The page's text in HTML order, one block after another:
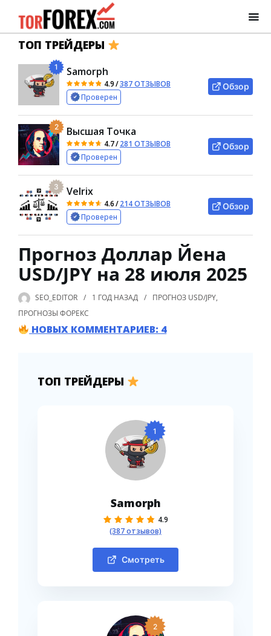
ТОП ТРЕЙДЕРЫ
1 Samorph
4.9/387 ОТЗЫВОВ
Проверен
Обзор
2 Высшая Точка
4.7/281 ОТЗЫВОВ
Проверен
Обзор
3 Velrix
4.6/214 ОТЗЫВОВ
Проверен
Обзор
Прогноз Доллар Йена
USD/JPY на 28 июля 2025
SEO_EDITOR 1 ГОД НАЗАД ПРОГНОЗ USD/JPY,
ПРОГНОЗЫ ФОРЕКС
НОВЫХ КОММЕНТАРИЕВ: 4
ТОП ТРЕЙДЕРЫ
1
Samorph
4.9
(387 отзывов)
Смотреть
2